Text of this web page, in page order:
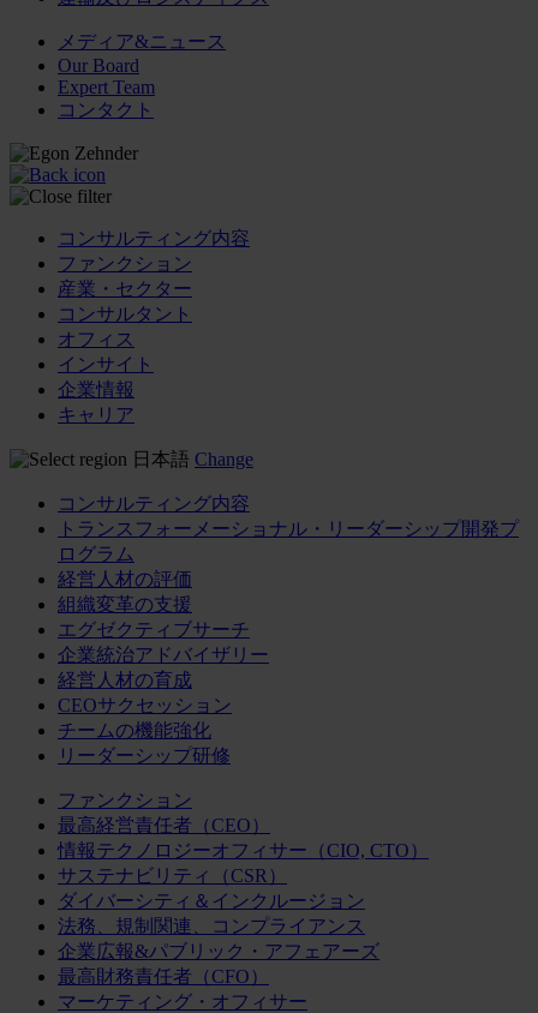
メディア&ニュース
Our Board
Expert Team
コンタクト
コンサルティング内容
ファンクション
産業・セクター
コンサルタント
オフィス
インサイト
企業情報
キャリア
日本語 Change
コンサルティング内容
トランスフォーメーショナル・リーダーシップ開発プ
ログラム
経営人材の評価
組織変革の支援
エグゼクティブサーチ
企業統治アドバイザリー
経営人材の育成
CEOサクセッション
チームの機能強化
リーダーシップ研修
ファンクション
最高経営責任者（CEO）
情報テクノロジーオフィサー（CIO, CTO）
サステナビリティ（CSR）
ダイバーシティ＆インクルージョン
法務、規制関連、コンプライアンス
企業広報&パブリック・アフェアーズ
最高財務責任者（CFO）
マーケティング・オフィサー